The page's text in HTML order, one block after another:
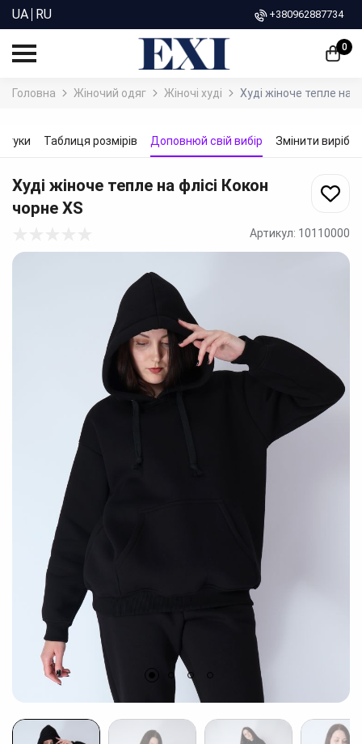
UA RU +380962887734
0
Головна Жіночий одяг Жіночі худі Худі жіноче тепле на
Таблиця розмірів Доповнюй свій вибір Змінити виріб
Худі жіноче тепле на флісі Кокон
чорне XS
Артикул: 10110000